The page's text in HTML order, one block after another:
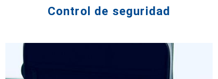
Control de seguridad